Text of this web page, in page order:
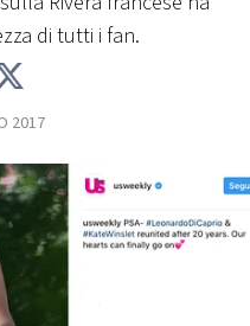
di tutti i fan.
2017